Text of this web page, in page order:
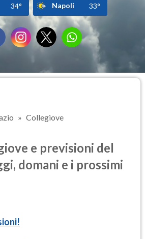
34° Napoli 33°
Collegiove
e previsioni del
domani e i prossimi